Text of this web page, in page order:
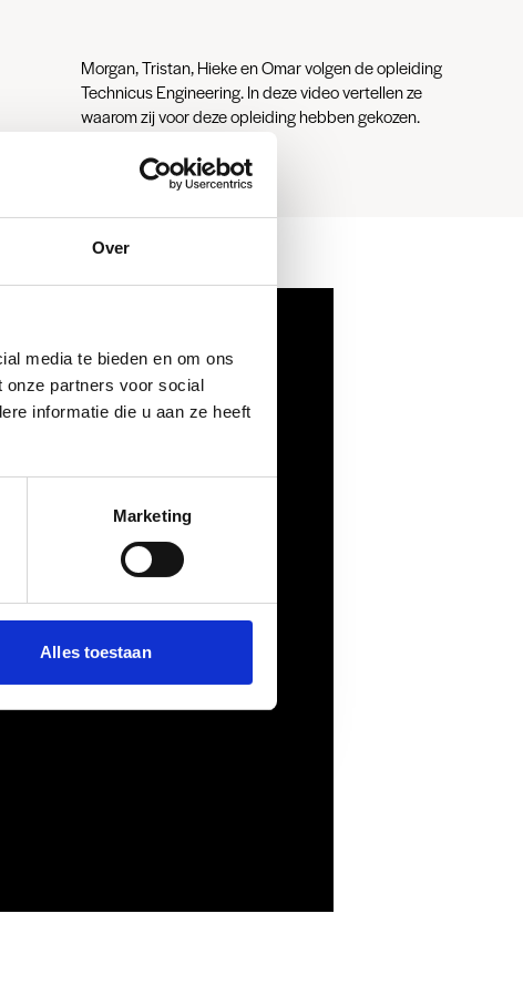
Over
media te bieden en om ons
onze partners voor social
informatie die u aan ze heeft
Marketing
Alles toestaan
Morgan, Tristan, Hieke en Omar volgen de opleiding
Technicus Engineering. In deze video vertellen ze
waarom zij voor deze opleiding hebben gekozen.